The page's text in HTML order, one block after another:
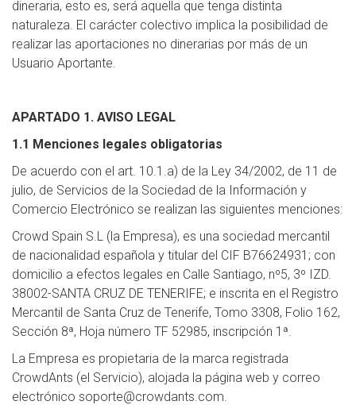
dineraria, esto es, será aquella que tenga distinta
naturaleza. El carácter colectivo implica la posibilidad de
realizar las aportaciones no dinerarias por más de un
Usuario Aportante.
APARTADO 1. AVISO LEGAL
1.1 Menciones legales obligatorias
De acuerdo con el art. 10.1.a) de la Ley 34/2002, de 11 de
julio, de Servicios de la Sociedad de la Información y
Comercio Electrónico se realizan las siguientes menciones:
Crowd Spain S.L (la Empresa), es una sociedad mercantil
de nacionalidad española y titular del CIF B76624931; con
domicilio a efectos legales en Calle Santiago, nº5, 3º IZD.
38002-SANTA CRUZ DE TENERIFE; e inscrita en el Registro
Mercantil de Santa Cruz de Tenerife, Tomo 3308, Folio 162,
Sección 8ª, Hoja número TF 52985, inscripción 1ª.
La Empresa es propietaria de la marca registrada
CrowdAnts (el Servicio), alojada la página web y correo
electrónico soporte@crowdants.com.